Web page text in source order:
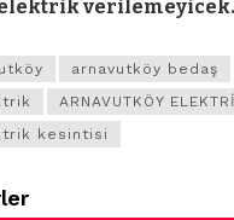
verilemeyicek.
arnavutköy bedaş
ARNAVUTKÖY
kesintisi